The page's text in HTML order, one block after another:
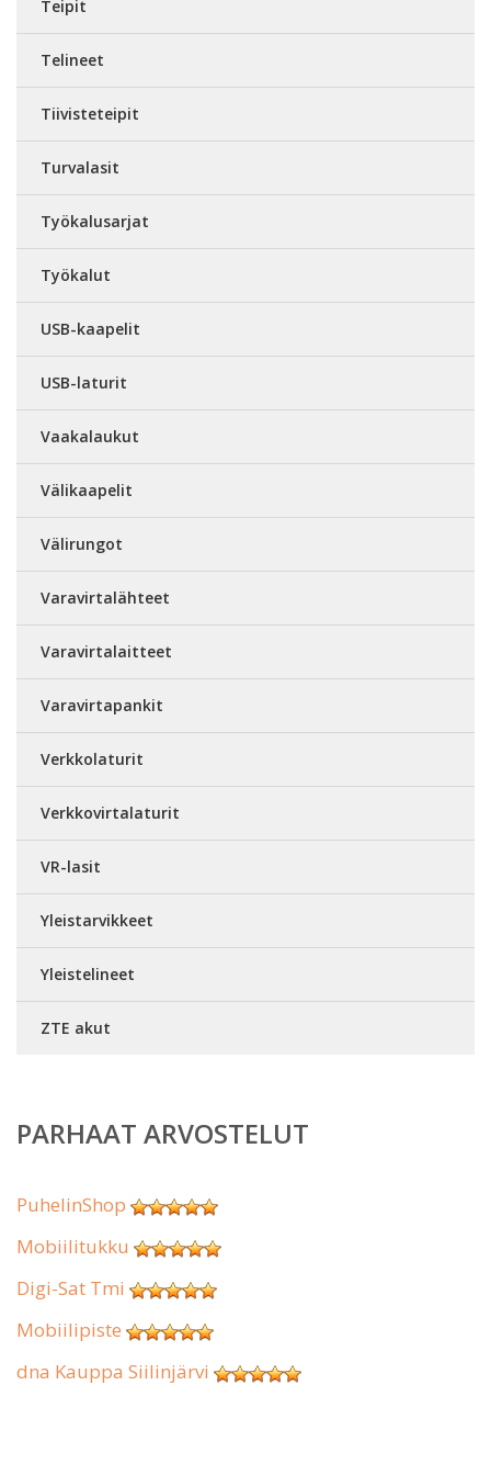
Teipit
Telineet
Tiivisteteipit
Turvalasit
Työkalusarjat
Työkalut
USB-kaapelit
USB-laturit
Vaakalaukut
Välikaapelit
Välirungot
Varavirtalähteet
Varavirtalaitteet
Varavirtapankit
Verkkolaturit
Verkkovirtalaturit
VR-lasit
Yleistarvikkeet
Yleistelineet
ZTE akut
PARHAAT ARVOSTELUT
PuhelinShop
Mobiilitukku
Digi-Sat Tmi
Mobiilipiste
dna Kauppa Siilinjärvi